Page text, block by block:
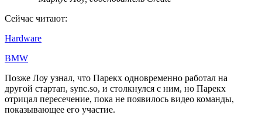
Сейчас читают:
Hardware
BMW
Позже Лоу узнал, что Парекх одновременно работал на
другой стартап, sync.so, и столкнулся с ним, но Парекх
отрицал пересечение, пока не появилось видео команды,
показывающее его участие.